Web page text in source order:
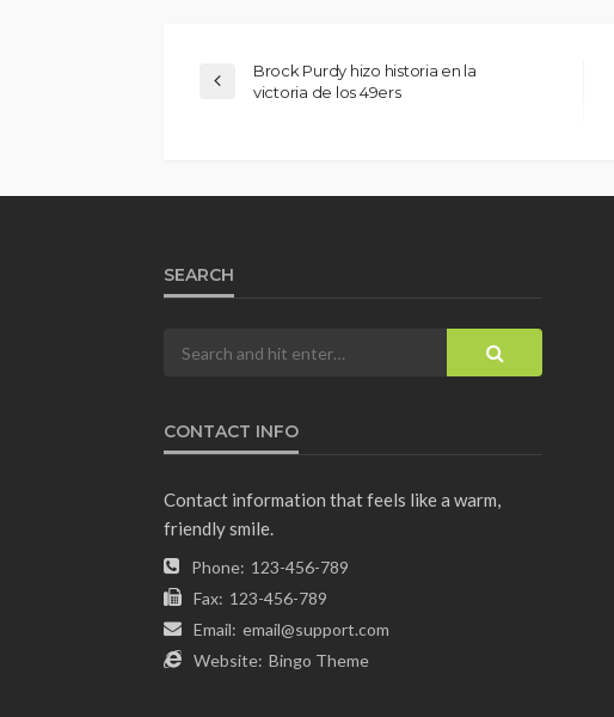
Brock Purdy hizo historia en la
victoria de los 49ers
SEARCH
CONTACT INFO
Contact information that feels like a warm,
friendly smile.
Phone: 123-456-789
Fax: 123-456-789
Email: email@support.com
Website: Bingo Theme